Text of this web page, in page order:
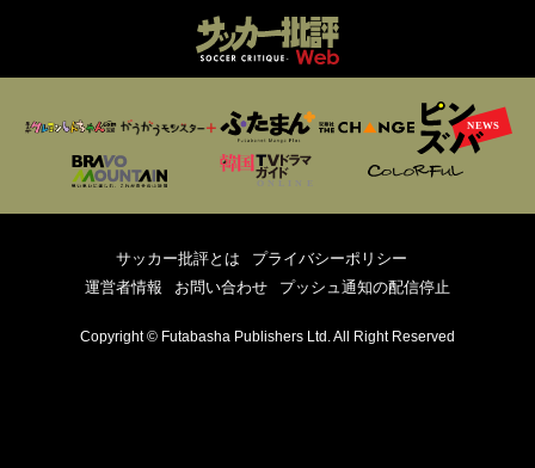
サッカー批評とは
プライバシーポリシー
運営者情報
お問い合わせ プッシュ通知の配信停止
Copyright © Futabasha Publishers Ltd. All Right Reserved